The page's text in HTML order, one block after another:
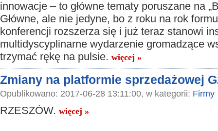
innowacje – to główne tematy poruszane na
Główne, ale nie jedyne, bo z roku na rok
konferencji rozszerza się i już teraz stanowi
multidyscyplinarne wydarzenie gromadzące
trzymać rękę na pulsie. więcej »
Zmiany na platformie sprzedażowej
Opublikowano: 2017-06-28 13:11:00, w kategorii: Firmy
RZESZÓW. więcej »